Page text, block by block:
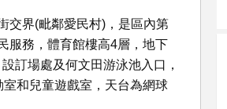
交界(毗鄰愛民村)，是區內第
服務，體育館樓高4層，地下
訂場處及何文田游泳池入口，
和兒童遊戲室，天台為網球